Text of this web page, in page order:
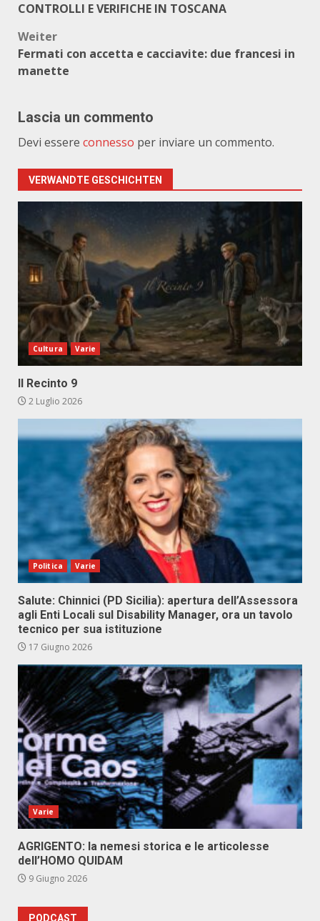
CONTROLLI E VERIFICHE IN TOSCANA
Weiter
Fermati con accetta e cacciavite: due francesi in
manette
Lascia un commento
Devi essere connesso per inviare un commento.
VERWANDTE GESCHICHTEN
Cultura Varie
Il Recinto 9
2 Luglio 2026
Politica Varie
Salute: Chinnici (PD Sicilia): apertura dell’Assessora
agli Enti Locali sul Disability Manager, ora un tavolo
tecnico per sua istituzione
17 Giugno 2026
Varie
AGRIGENTO: la nemesi storica e le articolesse
dell’HOMO QUIDAM
9 Giugno 2026
PODCAST